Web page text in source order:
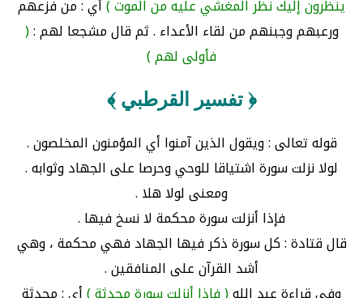
ينظرون إليك نظر المغشي عليه من الموت )أي : من فزعهم
ورعبهم وجبنهم من لقاء الأعداء . ثم قال مشجعا لهم :(
فأولى لهم )
﴿ تفسير القرطبي ﴾
قوله تعالى : ويقول الذين آمنوا أي المؤمنون المخلصون .
لولا نزلت سورة اشتياقا للوحي وحرصا على الجهاد وثوابه .
ومعنى لولا هلا .
فإذا أنزلت سورة محكمة لا نسخ فيها .
قال قتادة : كل سورة ذكر فيها الجهاد فهي محكمة ، وهي
أشد القرآن على المنافقين .